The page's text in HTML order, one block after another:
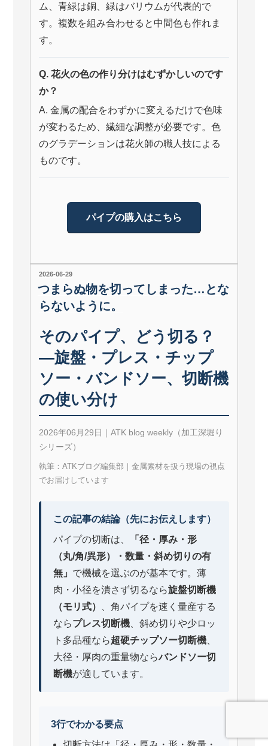
ム、青緑は銅、緑はバリウムが代表的で
す。複数を組み合わせると中間色も作れま
す。
Q. 花火の色の作り分けはむずかしいのです
か？
A. 金属の配合をわずかに変えるだけで色味
が変わるため、繊細な調整が必要です。色
のグラデーションは花火師の職人技による
ものです。
パイプの購入はこちら
投
稿
日:
2026-06-29
つまらぬ物を切ってしまった…とな
らないように。
そのパイプ、どう切る？
―旋盤・プレス・チップ
ソー・バンドソー、切断機
の使い分け
2026年06月29日｜ATK blog weekly（加工深堀り
シリーズ）
執筆：ATKブログ編集部｜金属素材を扱う現場の視点
でお届けしています
この記事の結論（先にお伝えします）
パイプの切断は、
「径・厚み・形
（丸/角/異形）・数量・斜め切りの有
無」 で機械を選ぶのが基本です。薄
肉・小径を潰さず切るなら旋盤切断機
（モリ式）
、角パイプを速く量産する
ならプレス切断機、斜め切りや少ロッ
ト多品種なら超硬チップソー切断機、
大径・厚肉の重量物ならバンドソー切
断機が適しています。
3行でわかる要点